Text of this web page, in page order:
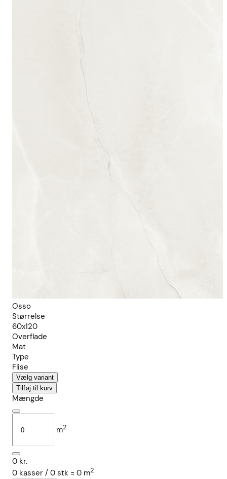
Osso
Størrelse
60x120
Overflade
Mat
Type
Flise
Vælg variant
Tilføj til kurv
Mængde
m2
0 kr.
0 kasser / 0 stk = 0 m2